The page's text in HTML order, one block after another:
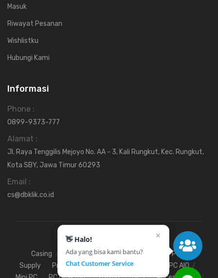
👋 Halo!
Ada yang bisa kami bantu?
Chat Customer Service
✕
Masuk
Riwayat Pesanan
Wishlistku
Hubungi Kami
Informasi
Phone :
0899-9373-777
Alamat :
Jl. Raya Tenggilis Mejoyo No. AA - 3, Kali Rungkut, Kec. Rungkut,
Kota SBY, Jawa Timur 60293
Email :
cs@dbklik.co.id
Casing Fan Hardisk Motherboard
Power
Supply
Processor SSD RAM
PC AIO